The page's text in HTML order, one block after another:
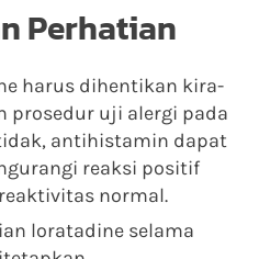
Perhatian
harus dihentikan kira-
prosedur uji alergi pada
antihistamin dapat
reaksi positif
normal.
loratadine selama